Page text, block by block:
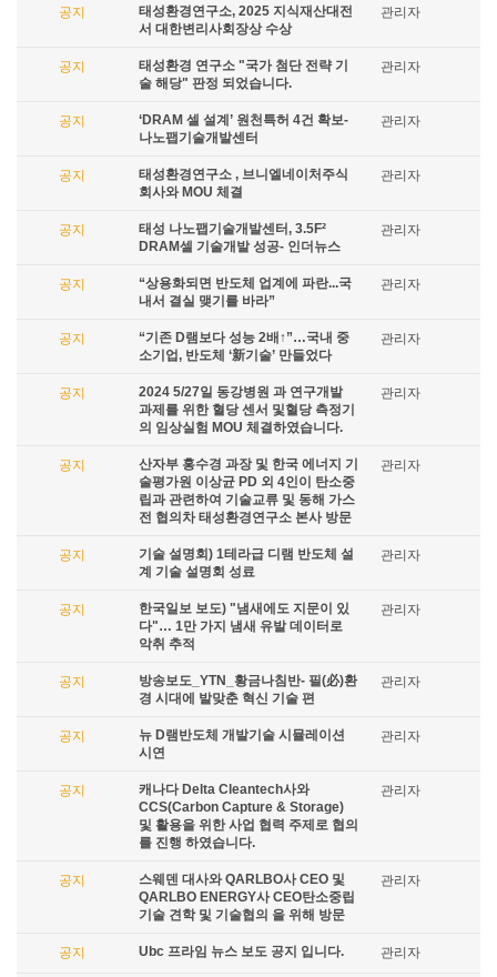
공지
태성환경연구소, 2025 지식재산대전
서 대한변리사회장상 수상
관리자
공지
태성환경 연구소 "국가 첨단 전략 기
술 해당" 판정 되었습니다.
관리자
공지
‘DRAM 셀 설계’ 원천특허 4건 확보-
나노팹기술개발센터
관리자
공지
태성환경연구소 , 브니엘네이처주식
회사와 MOU 체결
관리자
공지
태성 나노팹기술개발센터, 3.5F²
DRAM셀 기술개발 성공- 인더뉴스
관리자
공지
“상용화되면 반도체 업계에 파란...국
내서 결실 맺기를 바라”
관리자
공지
“기존 D램보다 성능 2배↑”…국내 중
소기업, 반도체 ‘新기술’ 만들었다
관리자
공지
2024 5/27일 동강병원 과 연구개발
과제를 위한 혈당 센서 및혈당 측정기
의 임상실험 MOU 체결하였습니다.
관리자
공지
산자부 홍수경 과장 및 한국 에너지 기
술평가원 이상균 PD 외 4인이 탄소중
립과 관련하여 기술교류 및 동해 가스
전 협의차 태성환경연구소 본사 방문
관리자
공지
기술 설명회) 1테라급 디램 반도체 설
계 기술 설명회 성료
관리자
공지
한국일보 보도) "냄새에도 지문이 있
다"… 1만 가지 냄새 유발 데이터로
악취 추적
관리자
공지
방송보도_YTN_황금나침반- 필(必)환
경 시대에 발맞춘 혁신 기술 편
관리자
공지
뉴 D램반도체 개발기술 시뮬레이션
시연
관리자
공지
캐나다 Delta Cleantech사와
CCS(Carbon Capture & Storage)
및 활용을 위한 사업 협력 주제로 협의
를 진행 하였습니다.
관리자
공지
스웨덴 대사와 QARLBO사 CEO 및
QARLBO ENERGY사 CEO탄소중립
기술 견학 및 기술협의 을 위해 방문
관리자
공지 Ubc 프라임 뉴스 보도 공지 입니다. 관리자